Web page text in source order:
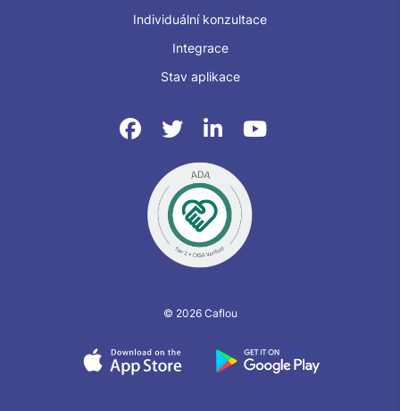
Individuální konzultace
Integrace
Stav aplikace
© 2026 Caflou